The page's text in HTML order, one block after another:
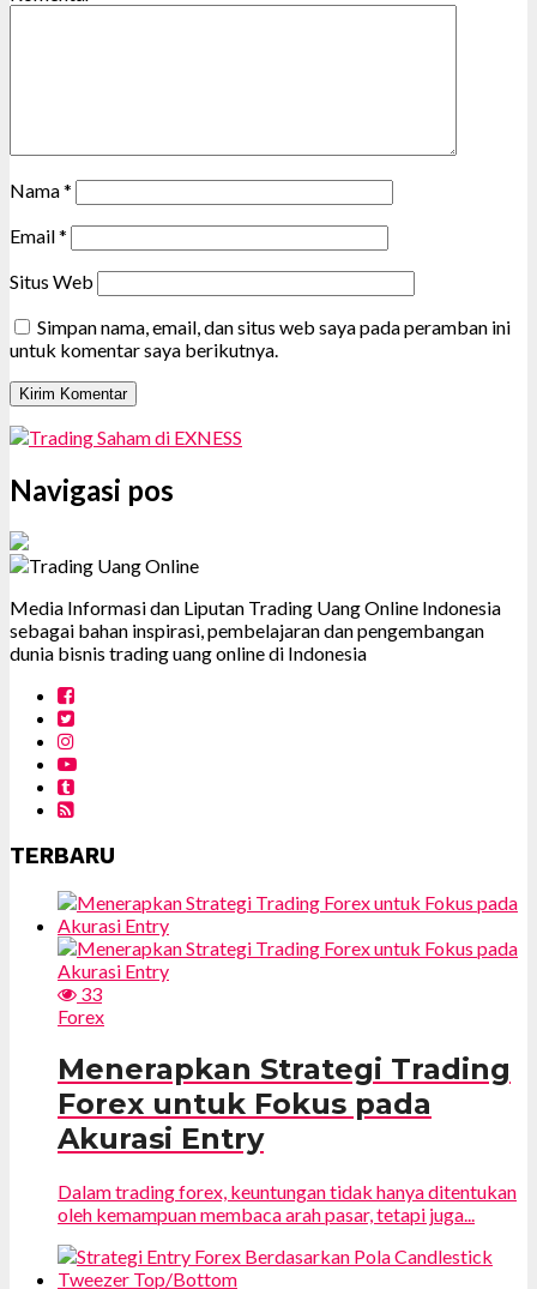
Nama*
Email*
Situs Web
Simpan nama, email, dan situs web saya pada peramban ini
untuk komentar saya berikutnya.
Navigasi pos
Media Informasi dan Liputan Trading Uang Online Indonesia
sebagai bahan inspirasi, pembelajaran dan pengembangan
dunia bisnis trading uang online di Indonesia
TERBARU
33
Forex
Menerapkan Strategi Trading
Forex untuk Fokus pada
Akurasi Entry
Dalam trading forex, keuntungan tidak hanya ditentukan
oleh kemampuan membaca arah pasar, tetapi juga...